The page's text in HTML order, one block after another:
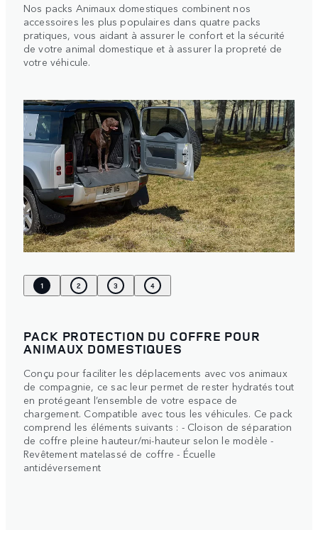
Nos packs Animaux domestiques combinent nos
accessoires les plus populaires dans quatre packs
pratiques, vous aidant à assurer le confort et la sécurité
de votre animal domestique et à assurer la propreté de
votre véhicule.
1 2 3 4
PACK PROTECTION DU COFFRE POUR
ANIMAUX DOMESTIQUES
Conçu pour faciliter les déplacements avec vos animaux
de compagnie, ce sac leur permet de rester hydratés tout
en protégeant l’ensemble de votre espace de
chargement. Compatible avec tous les véhicules. Ce pack
comprend les éléments suivants : - Cloison de séparation
de coffre pleine hauteur/mi-hauteur selon le modèle -
Revêtement matelassé de coffre - Écuelle
antidéversement